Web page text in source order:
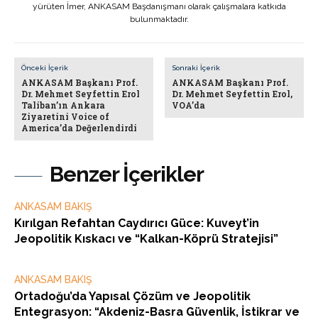
Benzer İçerikler
ANKASAM BAKIŞ
Kırılgan Refahtan Caydırıcı Güce: Kuveyt’in
Jeopolitik Kıskacı ve “Kalkan-Köprü Stratejisi”
ANKASAM BAKIŞ
Ortadoğu’da Yapısal Çözüm ve Jeopolitik
Entegrasyon: “Akdeniz-Basra Güvenlik, İstikrar ve
yürüten İmer, ANKASAM Başdanışmanı olarak çalışmalara katkıda
bulunmaktadır.
Önceki İçerik
ANKASAM Başkanı Prof.
Dr. Mehmet Seyfettin Erol
Taliban’ın Ankara
Ziyaretini Voice of
America’da Değerlendirdi
Sonraki İçerik
ANKASAM Başkanı Prof.
Dr. Mehmet Seyfettin Erol,
VOA’da